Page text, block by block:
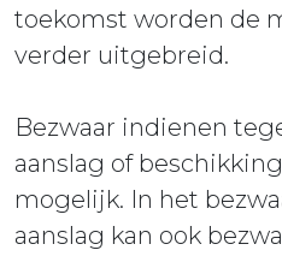
toekomst worden de
verder uitgebreid.
Bezwaar indienen
aanslag of
mogelijk. In het
aanslag kan ook